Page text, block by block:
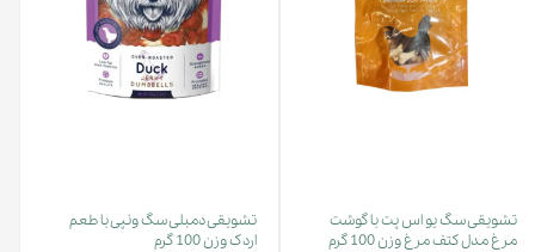
تشویقی سگ یو اس پت با گوشت
مرغ مدل کتف مرغ وزن 100 گرم
تشویقی دمبلی سگ ونپی با طعم
اردک وزن 100 گرم